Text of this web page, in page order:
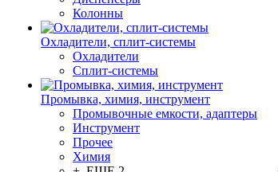
Колонны
Охладители, сплит-системы
Охладители
Сплит-системы
Промывка, химия, инструмент
Промывочные емкости, адаптеры
Инструмент
Прочее
Химия